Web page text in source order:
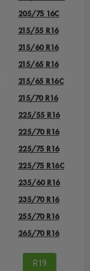
205/75 16C
215/55 R16
215/60 R16
215/65 R16
215/65 R16C
215/70 R16
225/55 R16
225/70 R16
225/75 R16
225/75 R16С
235/60 R16
235/70 R16
255/70 R16
265/70 R16
R19